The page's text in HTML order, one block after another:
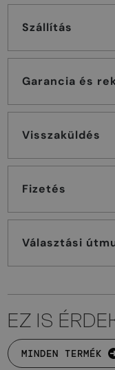
Szállítás
Garancia és
Visszaküldés
Fizetés
Választási
EZ IS
MINDEN TERMÉK